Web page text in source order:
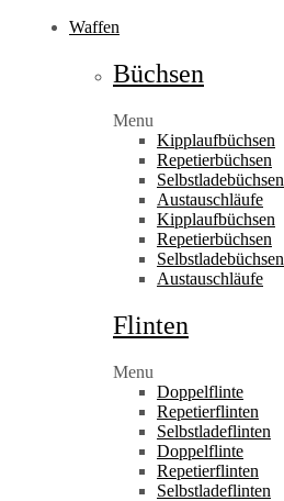
Waffen
Büchsen
Menu
Kipplaufbüchsen
Repetierbüchsen
Selbstladebüchsen
Austauschläufe
Kipplaufbüchsen
Repetierbüchsen
Selbstladebüchsen
Austauschläufe
Flinten
Menu
Doppelflinte
Repetierflinten
Selbstladeflinten
Doppelflinte
Repetierflinten
Selbstladeflinten